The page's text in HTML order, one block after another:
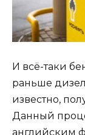
И всё-таки
раньше
известно,
Данный
английским